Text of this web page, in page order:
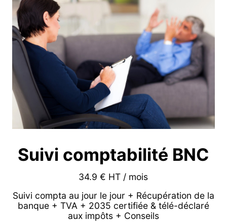
Suivi comptabilité BNC
34.9 € HT / mois
Suivi compta au jour le jour + Récupération de la
banque + TVA + 2035 certifiée & télé-déclaré
aux impôts + Conseils